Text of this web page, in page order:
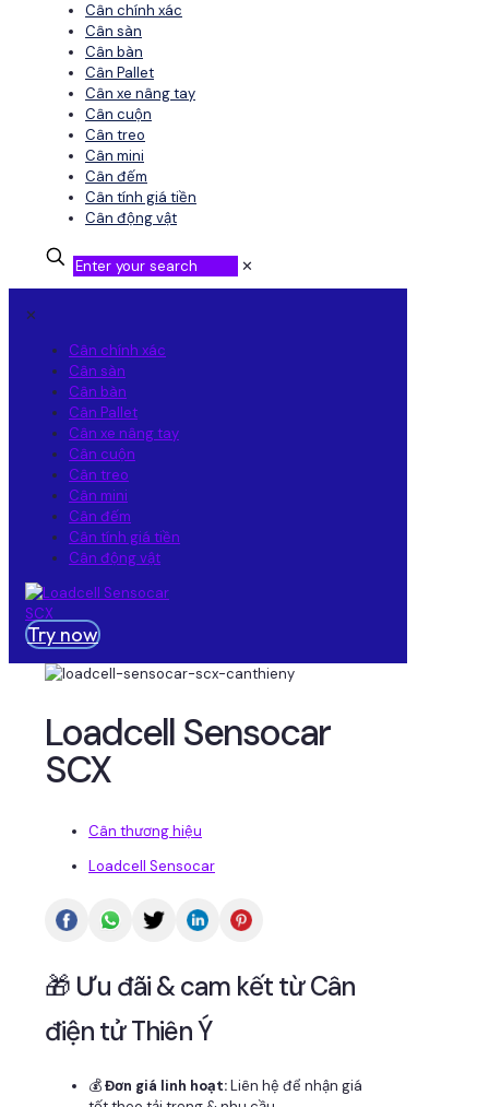
Cân chính xác
Cân sàn
Cân bàn
Cân Pallet
Cân xe nâng tay
Cân cuộn
Cân treo
Cân mini
Cân đếm
Cân tính giá tiền
Cân động vật
✕
✕
Cân chính xác
Cân sàn
Cân bàn
Cân Pallet
Cân xe nâng tay
Cân cuộn
Cân treo
Cân mini
Cân đếm
Cân tính giá tiền
Cân động vật
Try now
Loadcell Sensocar
SCX
Cân thương hiệu
Loadcell Sensocar
🎁 Ưu đãi & cam kết từ Cân
điện tử Thiên Ý
💰Đơn giá linh hoạt:Liên hệ để nhận giá